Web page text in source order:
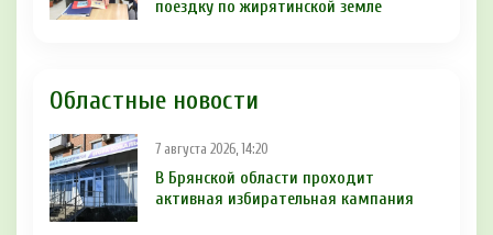
поездку по жирятинской земле
Областные новости
7 августа 2026, 14:20
В Брянской области проходит
активная избирательная кампания